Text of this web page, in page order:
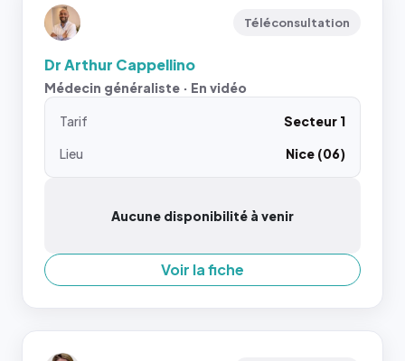
Téléconsultation
Dr Arthur Cappellino
Médecin généraliste · En vidéo
Tarif
Secteur 1
Lieu
Nice (06)
Aucune disponibilité à venir
Voir la fiche